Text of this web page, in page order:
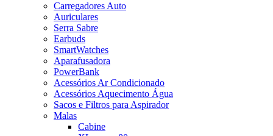
Carregadores Auto
Auriculares
Serra Sabre
Earbuds
SmartWatches
Aparafusadora
PowerBank
Acessórios Ar Condicionado
Acessórios Aquecimento Água
Sacos e Filtros para Aspirador
Malas
Cabine